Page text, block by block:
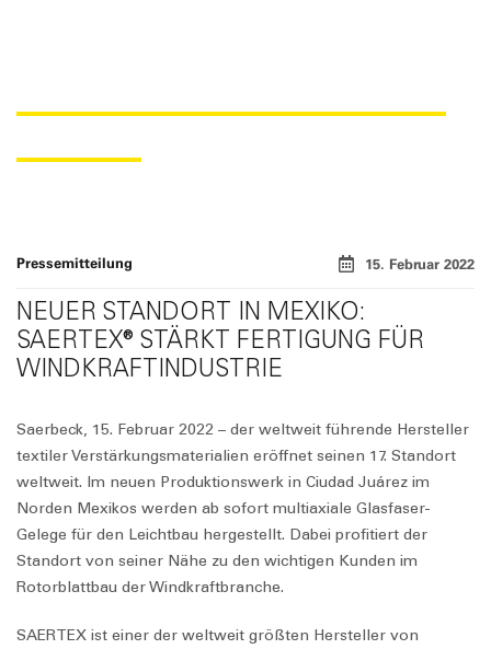
Pressemitteilung 15. Februar 2022
NEUER STANDORT IN MEXIKO:
SAERTEX® STÄRKT FERTIGUNG FÜR
WINDKRAFTINDUSTRIE
Saerbeck, 15. Februar 2022 – der weltweit führende Hersteller
textiler Verstärkungsmaterialien eröffnet seinen 17. Standort
weltweit. Im neuen Produktionswerk in Ciudad Juárez im
Norden Mexikos werden ab sofort multiaxiale Glasfaser-
Gelege für den Leichtbau hergestellt. Dabei profitiert der
Standort von seiner Nähe zu den wichtigen Kunden im
Rotorblattbau der Windkraftbranche.
SAERTEX ist einer der weltweit größten Hersteller von